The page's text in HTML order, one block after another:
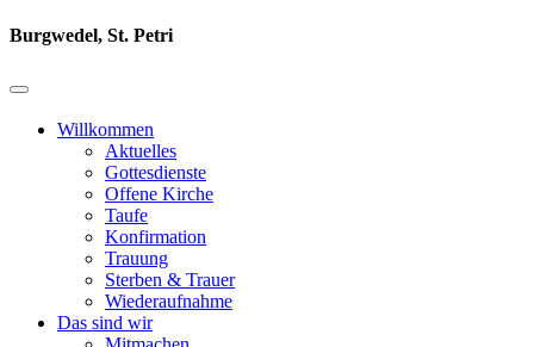
Burgwedel, St. Petri
Willkommen
Aktuelles
Gottesdienste
Offene Kirche
Taufe
Konfirmation
Trauung
Sterben & Trauer
Wiederaufnahme
Das sind wir